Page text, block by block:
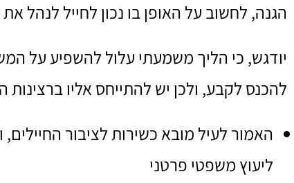
הגנה, לחשוב על האופן בו נכון לחייל לנהל
יודגש, כי הליך משמעתי עלול להשפיע על
להכנס לקבע, ולכן יש להתייחס אליו ברצינות
האמור לעיל מובא כשירות לציבור
ליעוץ משפטי פרטני